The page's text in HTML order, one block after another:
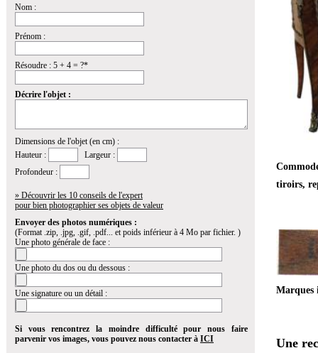
Nom :
Prénom :
Résoudre : 5 + 4 = ?*
Décrire l'objet :
Dimensions de l'objet (en cm) :
Hauteur :
Largeur :
Profondeur :
» Découvrir les 10 conseils de l'expert
pour bien photographier ses objets de valeur
Envoyer des photos numériques :
(Format .zip, .jpg, .gif, .pdf... et poids inférieur à 4 Mo par fichier. )
Une photo générale de face :
Une photo du dos ou du dessous :
Une signature ou un détail :
Si vous rencontrez la moindre difficulté pour nous faire
parvenir vos images, vous pouvez nous contacter à ICI
tiroirs,
Marques
Une